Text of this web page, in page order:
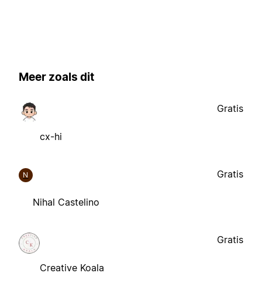
Meer zoals dit
cx-hi
Gratis
N
Nihal Castelino
Gratis
Creative Koala
Gratis